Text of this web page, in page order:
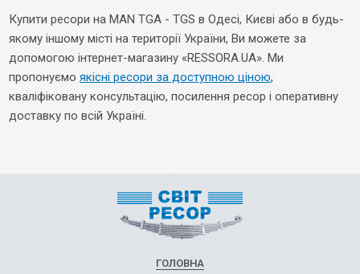
Купити ресори на MAN TGA - TGS в Одесі, Києві або в будь-
якому іншому місті на території України, Ви можете за
допомогою інтернет-магазину «RESSORA.UA». Ми
пропонуємо якісні ресори за доступною ціною,
кваліфіковану консультацію, посилення ресор і оперативну
доставку по всій Україні.
ГОЛОВНА